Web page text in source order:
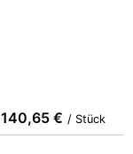
140,65 € / Stück